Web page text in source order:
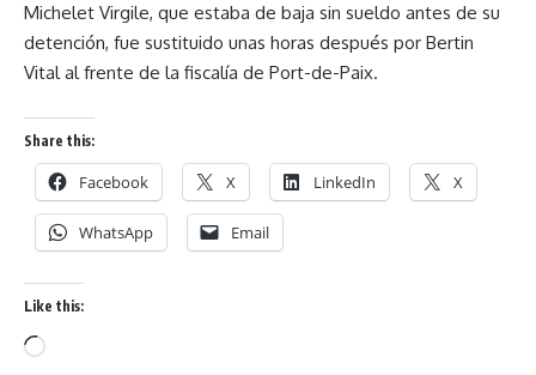
Michelet Virgile, que estaba de baja sin sueldo antes de su
detención, fue sustituido unas horas después por Bertin
Vital al frente de la fiscalía de Port-de-Paix.
Share this:
Facebook X LinkedIn X
WhatsApp Email
Like this: